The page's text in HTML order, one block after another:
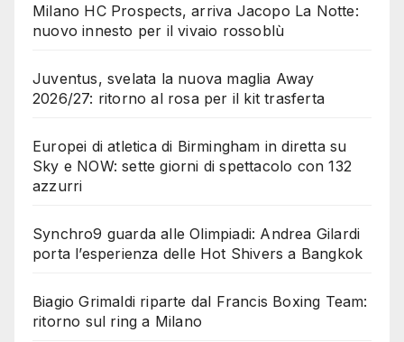
Milano HC Prospects, arriva Jacopo La Notte:
nuovo innesto per il vivaio rossoblù
Juventus, svelata la nuova maglia Away
2026/27: ritorno al rosa per il kit trasferta
Europei di atletica di Birmingham in diretta su
Sky e NOW: sette giorni di spettacolo con 132
azzurri
Synchro9 guarda alle Olimpiadi: Andrea Gilardi
porta l’esperienza delle Hot Shivers a Bangkok
Biagio Grimaldi riparte dal Francis Boxing Team:
ritorno sul ring a Milano